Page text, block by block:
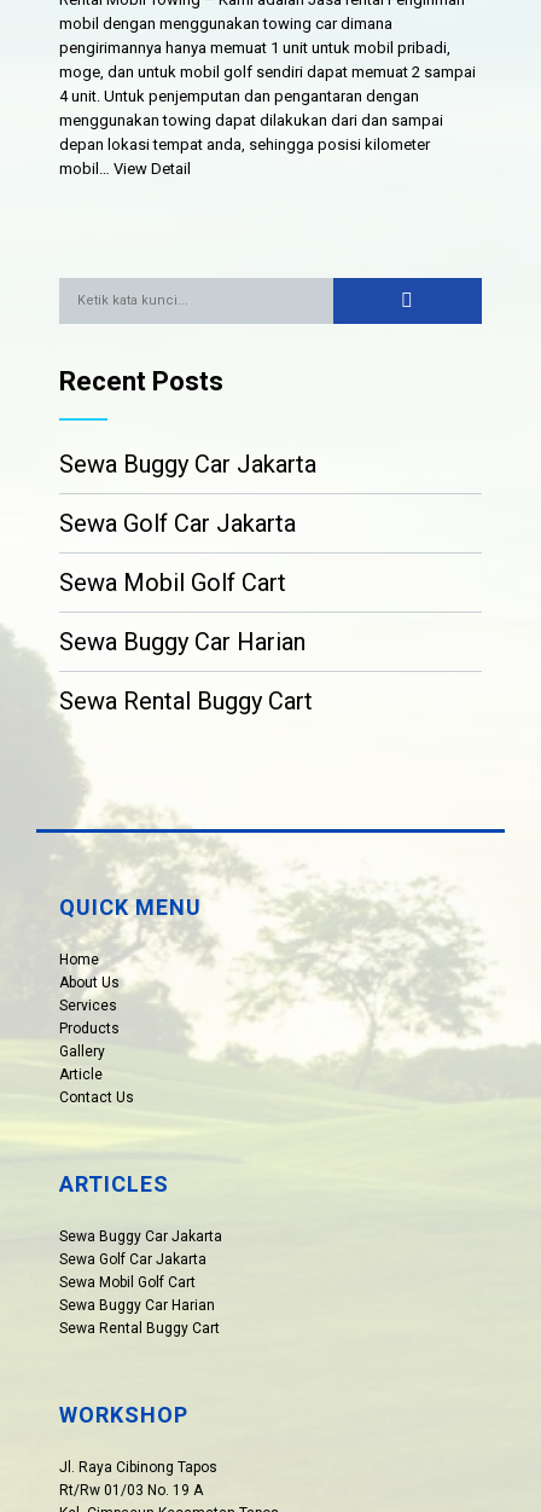
mobil dengan menggunakan towing car dimana
pengirimannya hanya memuat 1 unit untuk mobil pribadi,
moge, dan untuk mobil golf sendiri dapat memuat 2 sampai
4 unit. Untuk penjemputan dan pengantaran dengan
menggunakan towing dapat dilakukan dari dan sampai
depan lokasi tempat anda, sehingga posisi kilometer
mobil…View Detail
Recent Posts
Sewa Buggy Car Jakarta
Sewa Golf Car Jakarta
Sewa Mobil Golf Cart
Sewa Buggy Car Harian
Sewa Rental Buggy Cart
QUICK MENU
Home
About Us
Services
Products
Gallery
Article
Contact Us
ARTICLES
Sewa Buggy Car Jakarta
Sewa Golf Car Jakarta
Sewa Mobil Golf Cart
Sewa Buggy Car Harian
Sewa Rental Buggy Cart
WORKSHOP
Jl. Raya Cibinong Tapos
Rt/Rw 01/03 No. 19 A